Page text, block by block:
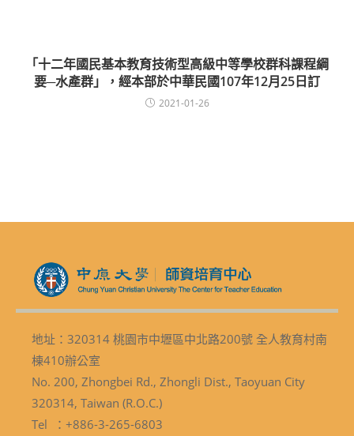
「十二年國民基本教育技術型高級中等學校群科課程綱
要─水產群」，經本部於中華民國107年12月25日訂
2021-01-26
地址：320314 桃園市中壢區中北路200號 全人教育村南
棟410辦公室
No. 200, Zhongbei Rd., Zhongli Dist., Taoyuan City
320314, Taiwan (R.O.C.)
Tel ：+886-3-265-6803